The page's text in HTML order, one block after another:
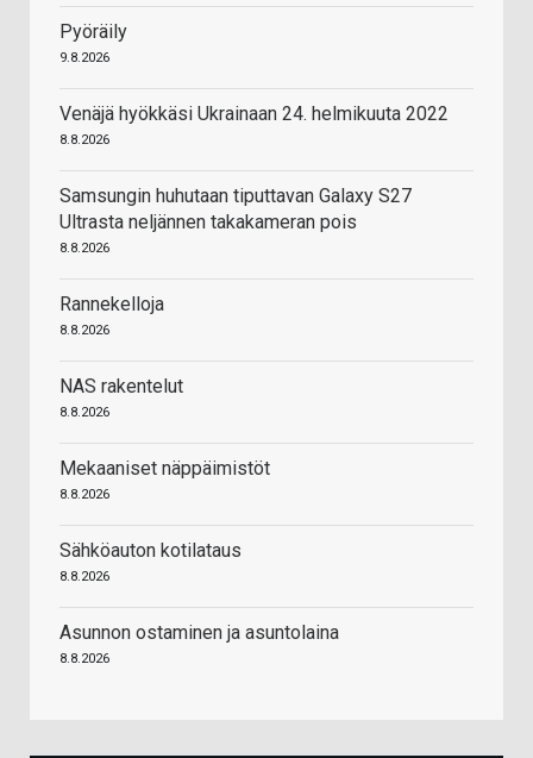
Pyöräily
9.8.2026
Venäjä hyökkäsi Ukrainaan 24. helmikuuta 2022
8.8.2026
Samsungin huhutaan tiputtavan Galaxy S27
Ultrasta neljännen takakameran pois
8.8.2026
Rannekelloja
8.8.2026
NAS rakentelut
8.8.2026
Mekaaniset näppäimistöt
8.8.2026
Sähköauton kotilataus
8.8.2026
Asunnon ostaminen ja asuntolaina
8.8.2026